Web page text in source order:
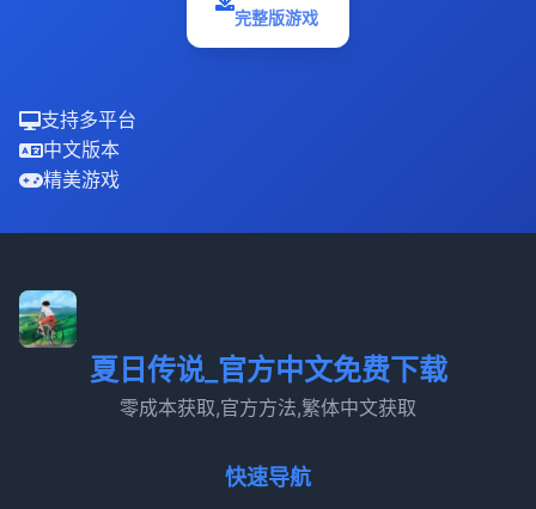
完整版游戏
支持多平台
中文版本
精美游戏
夏日传说_官方中文免费下载
零成本获取,官方方法,繁体中文获取
快速导航